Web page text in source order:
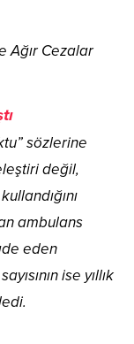
sözlerine
değil,
ambulans
eden
ise yıllık